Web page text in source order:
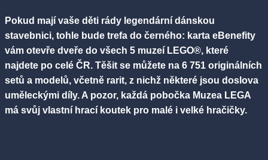
Pokud mají vaše děti rády legendární dánskou
stavebnici, tohle bude trefa do černého: karta eBenefity
vám otevře dveře do všech 5 muzeí LEGO®, které
najdete po celé ČR. Těšit se můžete na 6 751 originálních
setů a modelů, včetně rarit, z nichž některé jsou doslova
uměleckými díly. A pozor, každá pobočka Muzea LEGA
má svůj vlastní hrací koutek pro malé i velké hračičky.